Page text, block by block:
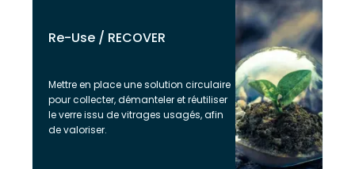
Re-Use / RECOVER
Mettre en place une solution circulaire
pour collecter, démanteler et réutiliser
le verre issu de vitrages usagés, afin
de valoriser.